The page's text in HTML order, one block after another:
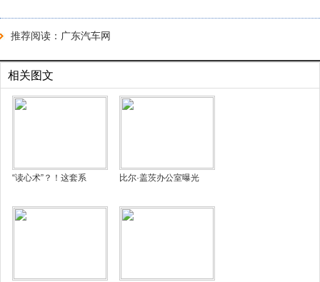
推荐阅读： 广东汽车网
相关图文
“读心术”？！这套系 比尔·盖茨办公室曝光